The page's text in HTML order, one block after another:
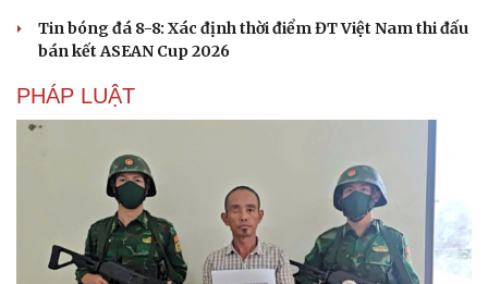
Doanh nghiệp
Thông tin doanh nghiệp
Doanh nghiệp 24h
Công nghệ
Sành điệu
Tin Công nghệ
Tin bóng đá 8-8: Xác định thời điểm ĐT Việt Nam thi đấu
bán kết ASEAN Cup 2026
PHÁP LUẬT